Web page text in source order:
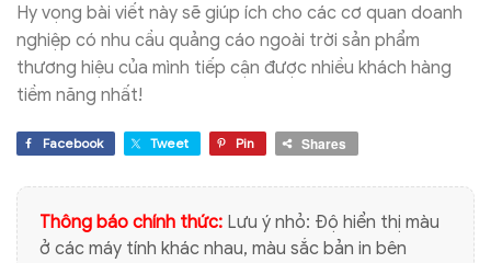
Hy vọng bài viết này sẽ giúp ích cho các cơ quan doanh
nghiệp có nhu cầu quảng cáo ngoài trời sản phẩm
thương hiệu của mình tiếp cận được nhiều khách hàng
tiềm năng nhất!
Facebook Tweet Pin Shares
Thông báo chính thức: Lưu ý nhỏ: Độ hiển thị màu
ở các máy tính khác nhau, màu sắc bản in bên